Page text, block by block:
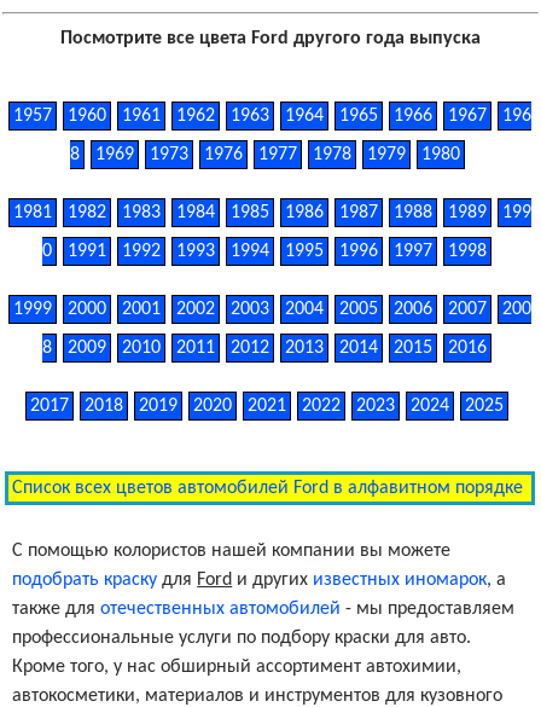
Посмотрите все цвета Ford другого года выпуска
1957 1960 1961 1962 1963 1964 1965 1966 1967
196
8
1969 1973 1976 1977 1978 1979 1980
1981 1982 1983 1984 1985 1986 1987 1988 1989
199
0
1991 1992 1993 1994 1995 1996 1997 1998
1999 2000 2001 2002 2003 2004 2005 2006 2007
200
8
2009 2010 2011 2012 2013 2014 2015 2016
2017 2018 2019 2020 2021 2022 2023 2024 2025
Список всех цветов автомобилей Ford в алфавитном порядке
С помощью колористов нашей компании вы можете
подобрать краску для Ford и других известных иномарок, а
также дляотечественных автомобилей - мы предоставляем
профессиональные услуги по подбору краски для авто.
Кроме того, у нас обширный ассортимент автохимии,
автокосметики, материалов и инструментов для кузовного